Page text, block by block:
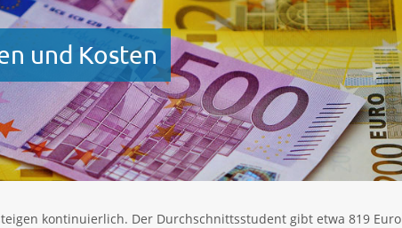
und Kosten
kontinuierlich. Der Durchschnittsstudent gibt etwa 819 Euro